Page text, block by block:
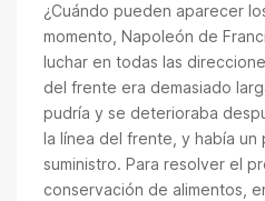
¿Cuándo pueden aparecer
momento, Napoleón de
luchar en todas las
del frente era demasiado
pudría y se deterioraba
la línea del frente, y había un
suministro. Para resolver el
conservación de alimentos,